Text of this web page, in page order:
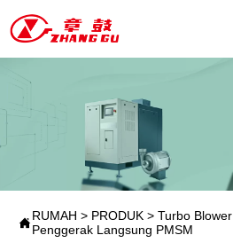
RUMAH > PRODUK > Turbo Blower
Penggerak Langsung PMSM